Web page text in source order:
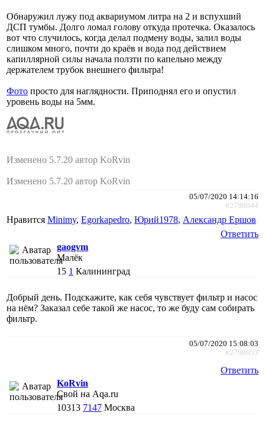
Обнаружил лужу под аквариумом литра на 2 и вспухший
ДСП тумбы. Долго ломал голову откуда протечка. Оказалось
вот что случилось, когда делал подмену воды, залил воды
слишком много, почти до краёв и вода под действием
капиллярной силы начала ползти по капельно между
держателем трубок внешнего фильтра!
Фото просто для наглядности. Приподнял его и опустил
уровень воды на 5мм.
Изменено 5.7.20 автор KoRvin
Изменено 5.7.20 автор KoRvin
05/07/2020 14:14:16
#2798044
Нравится Minimy, Egorkapedro, Юрий1978, Александр Ершов
Ответить
gaogvm
Малёк
15 1 Калининград
Добрый день. Подскажите, как себя чувствует фильтр и насос
на нём? Заказал себе такой же насос, то же буду сам собирать
фильтр.
05/07/2020 15:08:03
#2798053
Ответить
KoRvin
Свой на Aqa.ru
10313 7147 Москва